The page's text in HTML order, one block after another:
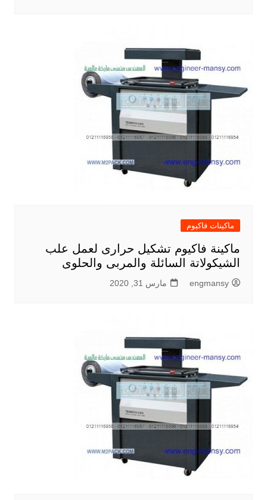
ماكينات فاكيوم
ماكينة فاكيوم تشكيل حرارى لعمل علب
الشيكولاتة السائلة والمربى والحلوى
engmansy مارس 31, 2020